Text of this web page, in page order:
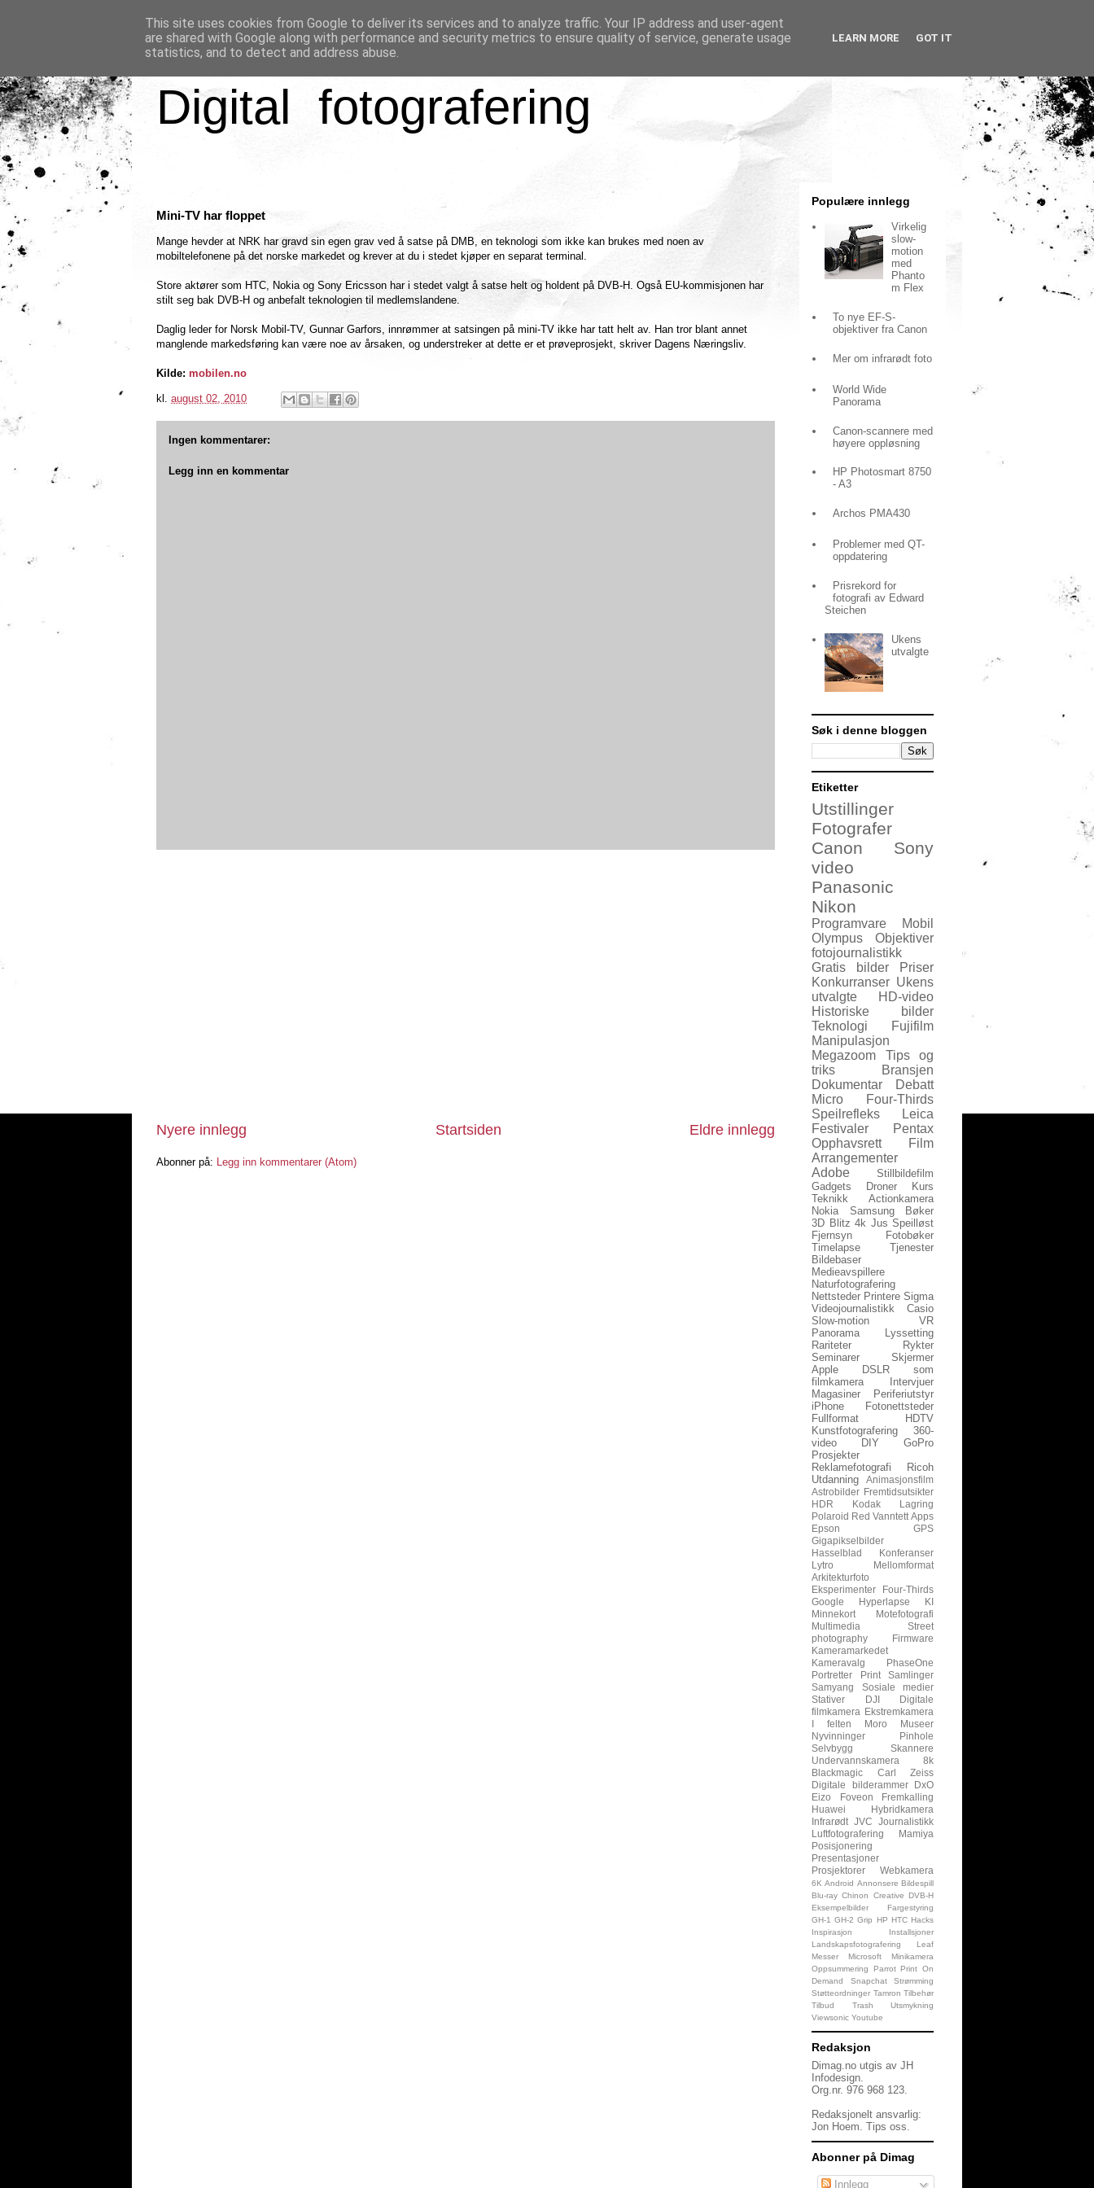
Digital fotografering
Mini-TV har floppet
Mange hevder at NRK har gravd sin egen grav ved å satse på DMB, en teknologi som ikke kan brukes med noen av
mobiltelefonene på det norske markedet og krever at du i stedet kjøper en separat terminal.
Store aktører som HTC, Nokia og Sony Ericsson har i stedet valgt å satse helt og holdent på DVB-H. Også EU-kommisjonen har
stilt seg bak DVB-H og anbefalt teknologien til medlemslandene.
Daglig leder for Norsk Mobil-TV, Gunnar Garfors, innrømmer at satsingen på mini-TV ikke har tatt helt av. Han tror blant annet
manglende markedsføring kan være noe av årsaken, og understreker at dette er et prøveprosjekt, skriver Dagens Næringsliv.
Kilde: mobilen.no
kl. august 02, 2010
Ingen kommentarer:
Legg inn en kommentar
Nyere innlegg Eldre innlegg
Startsiden
Abonner på: Legg inn kommentarer (Atom)
Populære innlegg
Virkelig
slow-
motion
med
Phanto
m Flex
To nye EF-S-
objektiver fra Canon
Mer om infrarødt foto
World Wide
Panorama
Canon-scannere med
høyere oppløsning
HP Photosmart 8750
- A3
Archos PMA430
Problemer med QT-
oppdatering
Prisrekord for
fotografi av Edward
Steichen
Ukens
utvalgte
Søk i denne bloggen
Etiketter
Utstillinger
Fotografer
Canon
Sony
video
Panasonic
Nikon
Programvare
Mobil
Olympus
Objektiver
fotojournalistikk
Gratis bilder
Priser
Konkurranser Ukens
utvalgte
HD-video
Historiske bilder
Teknologi
Fujifilm
Manipulasjon
Megazoom
Tips og
triks
Bransjen
Dokumentar
Debatt
Micro Four-Thirds
Speilrefleks
Leica
Festivaler
Pentax
Opphavsrett
Film
Arrangementer
Adobe
Stillbildefilm
Gadgets
Droner
Kurs
Teknikk
Actionkamera
Nokia
Samsung
Bøker
3D Blitz 4k Jus Speilløst
Fjernsyn
Fotobøker
Timelapse
Tjenester
Bildebaser
Medieavspillere
Naturfotografering
Nettsteder Printere Sigma
Videojournalistikk
Casio
Slow-motion
VR
Panorama
Lyssetting
Rariteter
Rykter
Seminarer
Skjermer
Apple
DSLR som
filmkamera
Intervjuer
Magasiner
Periferiutstyr
iPhone
Fotonettsteder
Fullformat
HDTV
Kunstfotografering
360-
video
DIY
GoPro
Prosjekter
Reklamefotografi
Ricoh
Utdanning
Animasjonsfilm
Astrobilder Fremtidsutsikter
HDR
Kodak
Lagring
Polaroid Red Vanntett Apps
Epson
GPS
Gigapikselbilder
Hasselblad
Konferanser
Lytro
Mellomformat
Arkitekturfoto
Eksperimenter
Four-Thirds
Google
Hyperlapse
KI
Minnekort
Motefotografi
Multimedia
Street
photography
Firmware
Kameramarkedet
Kameravalg
PhaseOne
Portretter
Print
Samlinger
Samyang
Sosiale medier
Stativer
DJI
Digitale
filmkamera Ekstremkamera
I felten
Moro
Museer
Nyvinninger
Pinhole
Selvbygg
Skannere
Undervannskamera
8k
Blackmagic
Carl Zeiss
Digitale bilderammer
DxO
Eizo
Foveon
Fremkalling
Huawei
Hybridkamera
Infrarødt JVC
Journalistikk
Luftfotografering
Mamiya
Posisjonering
Presentasjoner
Prosjektorer
Webkamera
6K Android Annonsere Bildespill
Blu-ray Chinon Creative
DVB-H
Eksempelbilder
Fargestyring
GH-1 GH-2 Grip HP HTC Hacks
Inspirasjon
Installsjoner
Landskapsfotografering
Leaf
Messer
Microsoft
Minikamera
Oppsummering
Parrot Print On
Demand
Snapchat
Strømming
Støtteordninger Tamron Tilbehør
Tilbud
Trash
Utsmykning
Viewsonic Youtube
Redaksjon
Dimag.no utgis av JH
Infodesign.
Org.nr. 976 968 123.
Redaksjonelt ansvarlig:
Jon Hoem. Tips oss.
Abonner på Dimag
Innlegg
This site uses cookies from Google to deliver its services and to analyze traffic. Your IP address and user-agent
are shared with Google along with performance and security metrics to ensure quality of service, generate usage
statistics, and to detect and address abuse.
LEARN MORE GOT IT